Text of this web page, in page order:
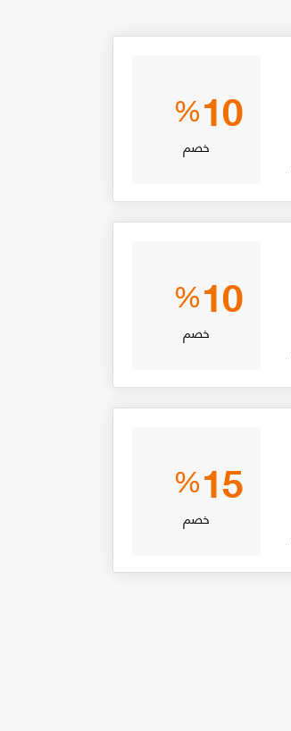
10
%
خصم
10
%
خصم
15
%
خصم